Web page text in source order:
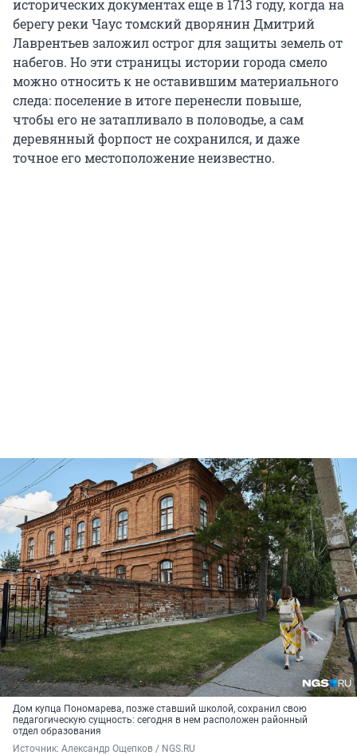
исторических документах еще в 1713 году, когда на
берегу реки Чаус томский дворянин Дмитрий
Лаврентьев заложил острог для защиты земель от
набегов. Но эти страницы истории города смело
можно относить к не оставившим материального
следа: поселение в итоге перенесли повыше,
чтобы его не затапливало в половодье, а сам
деревянный форпост не сохранился, и даже
точное его местоположение неизвестно.
Дом купца Пономарева, позже ставший школой, сохранил свою
педагогическую сущность: сегодня в нем расположен районный
отдел образования
Источник: Александр Ощепков / NGS.RU